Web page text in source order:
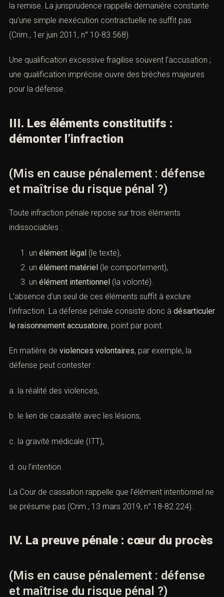
la remise. La jurisprudence rappelle demanière constante
qu’une simple inexécution contractuelle ne suffit pas
(Crim., 1er juin 2011, n° 10-83.568).
Une qualification excessive fragilise souvent l’accusation ;
une qualification imprécise ouvre des brèches majeures
pour la défense.
III. Les éléments constitutifs :
démonter l’infraction
(Mis en cause pénalement : défense
et maîtrise du risque pénal ?)
Toute infraction pénale repose sur trois éléments
indissociables :
un élément légal (le texte),
un élément matériel (le comportement),
un élément intentionnel (la volonté).
L’absence d’un seul de ces éléments suffit à exclure
l’infraction. La défense pénale consiste donc à désarticuler
le raisonnement accusatoire, point par point.
En matière de violences volontaires, par exemple, la
défense peut contester :
a. la réalité des violences,
b. le lien de causalité avec les lésions,
c. la gravité médicale (ITT),
d. ou l’intention.
La Cour de cassation rappelle que l’élément intentionnel ne
se présume pas (Crim., 13 mars 2019, n° 18-82.224).
IV. La preuve pénale : cœur du procès
(Mis en cause pénalement : défense
et maîtrise du risque pénal ?)